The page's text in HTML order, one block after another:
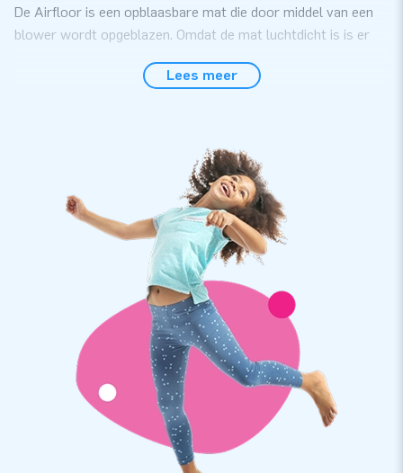
De Airfloor is een opblaasbare mat die door middel van een
blower wordt opgeblazen. Omdat de mat luchtdicht is is er
De mat behoud zijn druk voor uren en heeft geen constant
wordt geleverd inclusief drukmeter. De drukmeter meet
precies de druk binnen in de baan, een perfecte druk is van
belang voor het juiste gebruik van de mat. De drukmeter
wordt aangesloten op het tweede ventiel van de baan als de
mat wordt opgeblazen.
Door de structuur en stevige maar zachte top is de Airfloor
een fijne manier van trainen.
Er is veel gemak bij het gebruik van de Airfloor. De mat is
makkelijk en snel door één persoon te plaatsen. Na gebruik is
de mat makkelijk leeg te halen door middel van de
meegeleverde blower waarna de mat tot een compact
pakket kan worden opgevouwen.
Lees meer